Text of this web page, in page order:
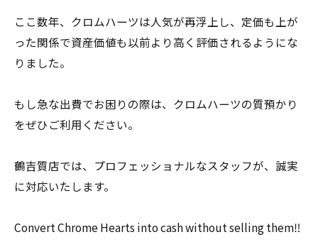
ここ数年、クロムハーツは人気が再浮上し、定価も上が
った関係で資産価値も以前より高く評価されるようにな
りました。
もし急な出費でお困りの際は、クロムハーツの質預かり
をぜひご利用ください。
鶴吉質店では、プロフェッショナルなスタッフが、誠実
に対応いたします。
Convert Chrome Hearts into cash without selling them‼︎